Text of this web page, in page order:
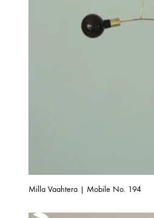
Milla Vaahtera | Mobile No. 194